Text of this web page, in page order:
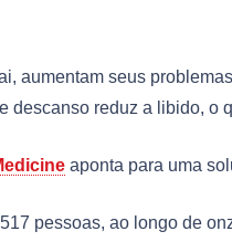
aumentam seus
descanso reduz a libido, o
aponta para uma
pessoas, ao longo de